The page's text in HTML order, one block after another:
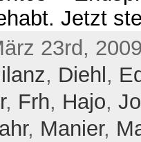
Jetzt
23rd,
, Diehl ,
, Frh, Hajo,
, Manier,